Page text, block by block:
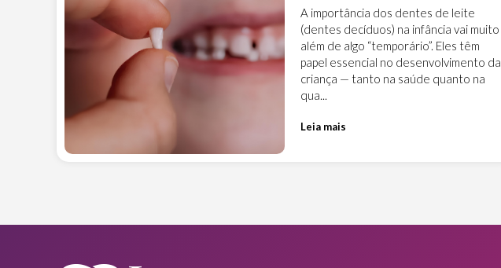
A importância dos dentes de leite
(dentes decíduos) na infância vai muito
além de algo “temporário”. Eles têm
papel essencial no desenvolvimento da
criança — tanto na saúde quanto na
qua...
Leia mais